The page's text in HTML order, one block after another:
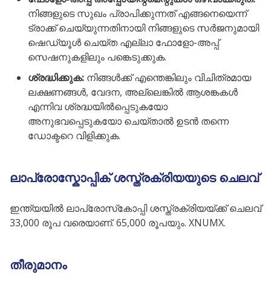
നിങ്ങളുടെ സുഖം പ്രാപിക്കുന്നത് എങ്ങനെയെന്ന്
ട്രാക്ക് ചെയ്യുന്നതിനായി നിങ്ങളുടെ സർജനുമായി
ഷെഡ്യൂൾ ചെയ്ത എല്ലാ ഫോളോ-അപ്പ്
സെഷനുകളിലും പങ്കെടുക്കുക.
ശ്രദ്ധിക്കുക: നിങ്ങൾക്ക് എന്തെങ്കിലും വിചിത്രമായ
ലക്ഷണങ്ങൾ, വേദന, അല്ലെങ്കിൽ ആശങ്കകൾ
എന്നിവ ശ്രദ്ധയിൽപ്പെടുകയോ
അനുഭവപ്പെടുകയോ ചെയ്താൽ ഉടൻ തന്നെ
ഡോക്ടറെ വിളിക്കുക.
ലാപ്രോസ്കോപ്പിക് ശസ്ത്രക്രിയയുടെ ചെലവ്
ഇന്ത്യയിൽ ലാപ്രോസ്‌കോപ്പി ശസ്ത്രക്രിയയ്ക്ക് ചെലവ്
33,000 രൂപ വരെയാണ്. 65,000 രൂപയും. XNUMX.
തീരുമാനം